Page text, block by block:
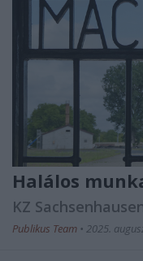
Halálos
KZ
Publikus Team • 2025.